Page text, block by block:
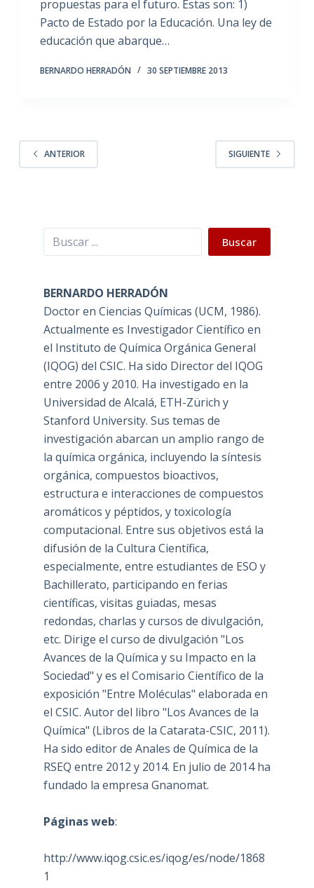
propuestas para el futuro. Estas son: 1)
Pacto de Estado por la Educación. Una ley de
educación que abarque…
BERNARDO HERRADÓN 30 SEPTIEMBRE 2013
ANTERIOR SIGUIENTE
Buscar Buscar
BERNARDO HERRADÓN
Doctor en Ciencias Químicas (UCM, 1986).
Actualmente es Investigador Científico en
el Instituto de Química Orgánica General
(IQOG) del CSIC. Ha sido Director del IQOG
entre 2006 y 2010. Ha investigado en la
Universidad de Alcalá, ETH-Zürich y
Stanford University. Sus temas de
investigación abarcan un amplio rango de
la química orgánica, incluyendo la síntesis
orgánica, compuestos bioactivos,
estructura e interacciones de compuestos
aromáticos y péptidos, y toxicología
computacional. Entre sus objetivos está la
difusión de la Cultura Científica,
especialmente, entre estudiantes de ESO y
Bachillerato, participando en ferias
científicas, visitas guiadas, mesas
redondas, charlas y cursos de divulgación,
etc. Dirige el curso de divulgación "Los
Avances de la Química y su Impacto en la
Sociedad" y es el Comisario Científico de la
exposición "Entre Moléculas" elaborada en
el CSIC. Autor del libro "Los Avances de la
Química" (Libros de la Catarata-CSIC, 2011).
Ha sido editor de Anales de Química de la
RSEQ entre 2012 y 2014. En julio de 2014 ha
fundado la empresa Gnanomat.
Páginas web:
http://www.iqog.csic.es/iqog/es/node/1868
1